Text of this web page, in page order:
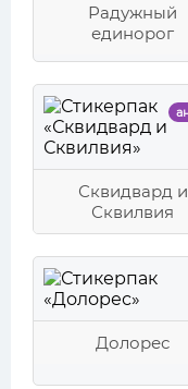
Радужный
единорог
Сквидвард и
Сквилвия
Долорес